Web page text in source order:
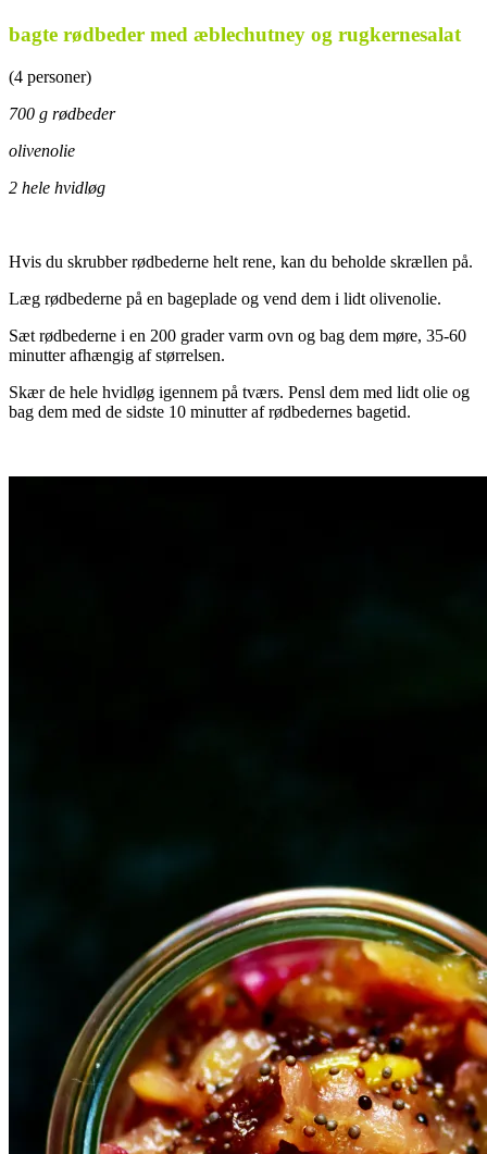
bagte rødbeder med æblechutney og rugkernesalat
(4 personer)
700 g rødbeder
olivenolie
2 hele hvidløg
Hvis du skrubber rødbederne helt rene, kan du beholde skrællen på.
Læg rødbederne på en bageplade og vend dem i lidt olivenolie.
Sæt rødbederne i en 200 grader varm ovn og bag dem møre, 35-60
minutter afhængig af størrelsen.
Skær de hele hvidløg igennem på tværs. Pensl dem med lidt olie og
bag dem med de sidste 10 minutter af rødbedernes bagetid.